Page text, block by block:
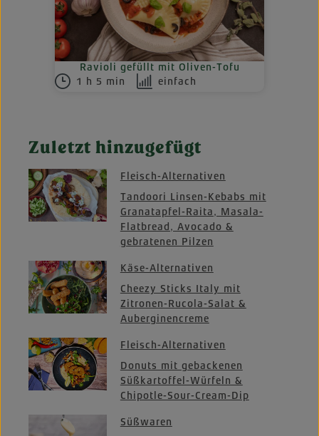
Ravioli gefüllt mit Oliven-Tofu
1 h 5 min
einfach
Zuletzt hinzugefügt
Fleisch-Alternativen
Tandoori Linsen-Kebabs mit
Granatapfel-Raita, Masala-
Flatbread, Avocado &
gebratenen Pilzen
Käse-Alternativen
Cheezy Sticks Italy mit
Zitronen-Rucola-Salat &
Auberginencreme
Fleisch-Alternativen
Donuts mit gebackenen
Süßkartoffel-Würfeln &
Chipotle-Sour-Cream-Dip
Süßwaren